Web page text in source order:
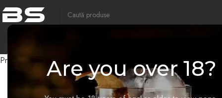
Are you over 18?
Prima pagină Brandy Brandy Carlos I Solera Gran Reserva